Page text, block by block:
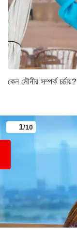
কেন মৌনীর সম্পর্ক চর্চায়?
1/10